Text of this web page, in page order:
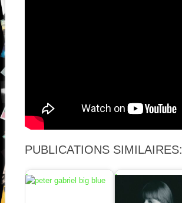
PUBLICATIONS SIMILAIRES: